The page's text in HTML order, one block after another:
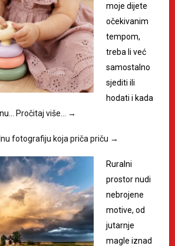
moje dijete
očekivanim
tempom,
treba li već
samostalno
sjediti ili
hodati i kada
Pročitaj više… →
fotografiju koja priča priču →
Ruralni
prostor nudi
nebrojene
motive, od
jutarnje
magle iznad